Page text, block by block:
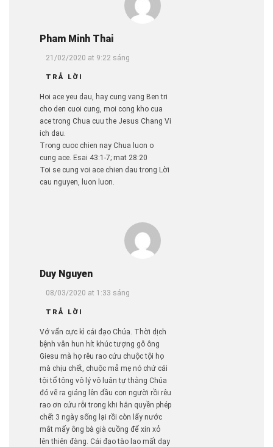
Pham Minh Thai
21/02/2020 at 9:22 sáng
TRẢ LỜI
Hoi ace yeu dau, hay cung vang Ben tri
cho den cuoi cung, moi cong kho cua
ace trong Chua cuu the Jesus Chang Vi
ich dau.
Trong cuoc chien nay Chua luon o
cung ace. Esai 43:1-7; mat 28:20
Toi se cung voi ace chien dau trong Lời
cau nguyen, luon luon.
Duy Nguyen
08/03/2020 at 1:33 sáng
TRẢ LỜI
Vớ vẩn cực kì cái đạo Chúa. Thời dịch
bệnh vẫn hun hít khúc tượng gỗ ông
Giesu mà họ rêu rao cứu chuộc tội họ
mà chịu chết, chuộc mả mẹ nó chứ cái
tội tổ tông vô lý vô luân tự thằng Chúa
đó vẽ ra giáng lên đầu con người rồi rêu
rao ơn cứu rỗi trong khi hắn quyền phép
chết 3 ngày sống lại rồi còn lấy nước
mắt mấy ông bà già cuồng để xin xỏ
lên thiên đàng. Cái đạo tào lao mất dạy